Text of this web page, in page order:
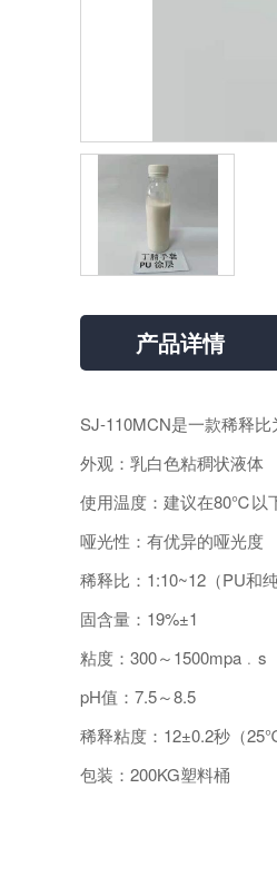
产品详情
SJ-110MCN是一款稀释
外观：乳白色粘稠状液体
使用温度：建议在80℃以
哑光性：有优异的哑光度
稀释比：1:10~12（PU和
固含量：19%±1
粘度：300～1500mpa﹒s
pH值：7.5～8.5
稀释粘度：12±0.2秒（
包装：200KG塑料桶